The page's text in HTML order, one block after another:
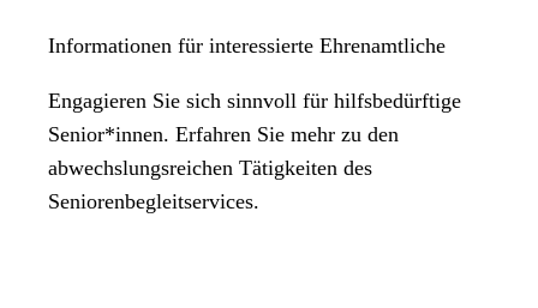
Informationen für interessierte Ehrenamtliche
Engagieren Sie sich sinnvoll für hilfsbedürftige
Senior*innen. Erfahren Sie mehr zu den
abwechslungsreichen Tätigkeiten des
Seniorenbegleitservices.